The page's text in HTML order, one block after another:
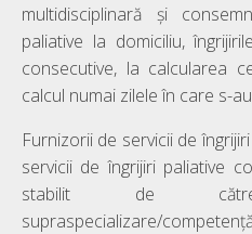
multidisciplinară şi
paliative la domiciliu,
consecutive, la calcularea
calcul numai zilele în care s-
Furnizorii de servicii de
servicii de îngrijiri paliative
stabilit de
supraspecializare/